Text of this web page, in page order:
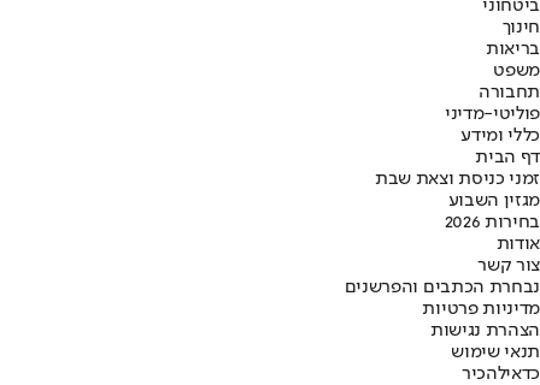
ביטחוני
חינוך
בריאות
משפט
תחבורה
פוליטי-מדיני
כללי ומידע
דף הבית
זמני כניסת וצאת שבת
מגזין השבוע
בחירות 2026
אודות
צור קשר
נבחרת הכתבים והפרשנים
מדיניות פרטיות
הצהרת נגישות
תנאי שימוש
כדאילהכיר